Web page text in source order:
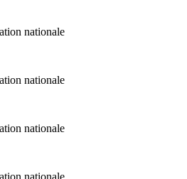
nationale
nationale
nationale
nationale